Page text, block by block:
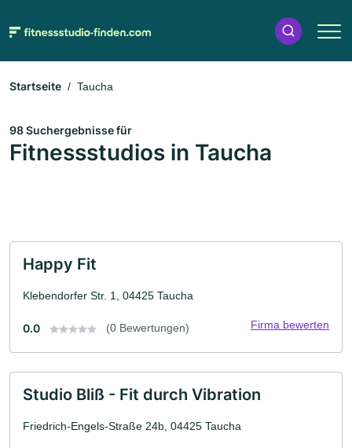
Startseite Taucha
98 Suchergebnisse für
Fitnessstudios in Taucha
Happy Fit
Klebendorfer Str. 1, 04425 Taucha
0.0 (0 Bewertungen) Firma bewerten
Studio Bliß - Fit durch Vibration
Friedrich-Engels-Straße 24b, 04425 Taucha